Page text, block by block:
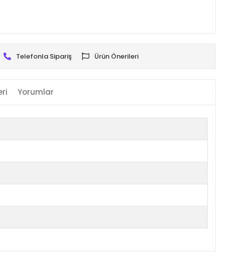
Telefonla Sipariş Ürün Önerileri
Yorumlar